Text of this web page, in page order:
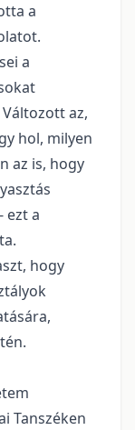
a
a
az,
hol, milyen
az is, hogy
ezt a
hogy
Tanszéken